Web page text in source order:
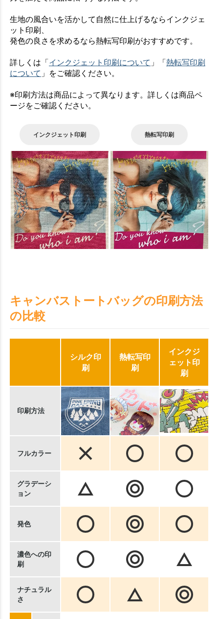
生地の風合いを活かして自然に仕上げるならインクジェ
ット印刷、
発色の良さを求めるなら熱転写印刷がおすすめです。
詳しくは「インクジェット印刷について 」「熱転写印刷
について 」をご確認ください。
※印刷方法は商品によって異なります。詳しくは商品ペ
ージをご確認ください。
インクジェット印刷 熱転写印刷
キャンバストートバッグの印刷方法
の比較
シルク印
刷
熱転写印
刷
インクジ
ェット印
刷
印刷方法
フルカラー
グラデーシ
ョン
発色
濃色への印
刷
ナチュラル
さ